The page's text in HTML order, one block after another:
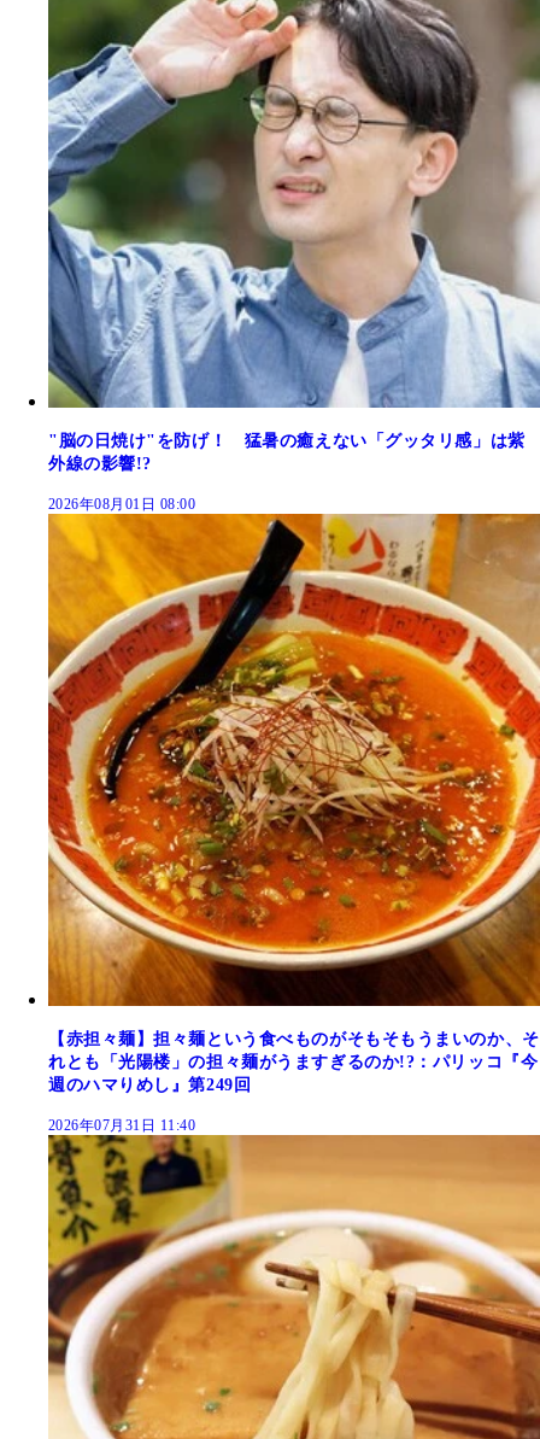
"脳の日焼け"を防げ！ 猛暑の癒えない「グッタリ感」は紫
外線の影響!?
2026年08月01日 08:00
【赤担々麺】担々麺という食べものがそもそもうまいのか、そ
れとも「光陽楼」の担々麺がうますぎるのか!?：パリッコ『今
週のハマりめし』第249回
2026年07月31日 11:40